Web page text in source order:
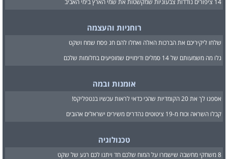
14 ציפורים נודדות צבעוניות שמקשטות את שמי הארץ בימי האביב
רוחניות והעצמה
שלחו ליקיריכם את הברכות האלה ואחלו להם חג פסח שמח ושקט
גלו מה משמעותם של 14 סמלים ודימויים שמופיעים בחלומות שלכם
אומנות ובמה
אספנו לך את 20 הקומדיות שהכי כדאי לראות עכשיו בנטפליקס!
קבלו השראה וכוח מ-19 ציטוטים נהדרים משירים ישראלים אהובים
טכנולוגיה
8 משחקי מחשבה שישמרו על המוח שלכם חד ויתנו לכם רגע של שקט